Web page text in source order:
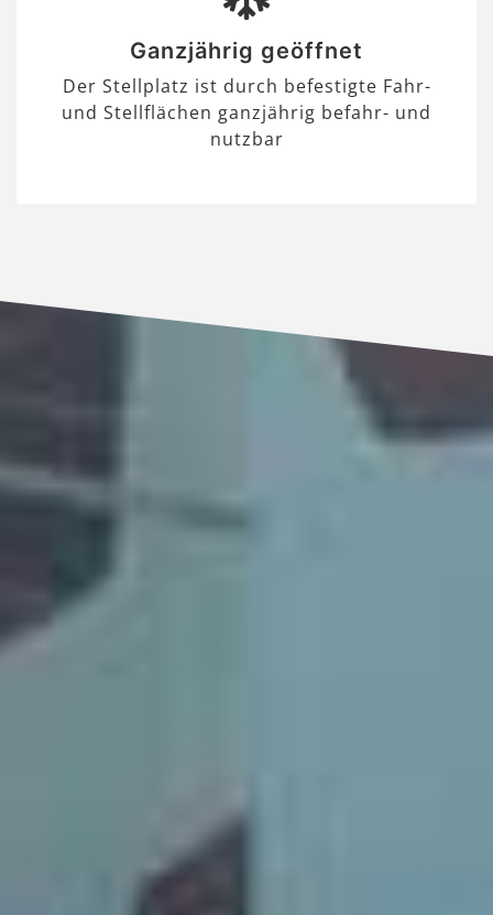
Ganzjährig geöffnet
Der Stellplatz ist durch befestigte Fahr-
und Stellflächen ganzjährig befahr- und
nutzbar